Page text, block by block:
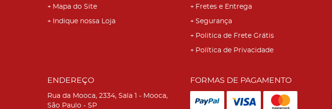
Mapa do Site
Indique nossa Loja
Fretes e Entrega
Segurança
Politica de Frete Grátis
Política de Privacidade
ENDEREÇO
Rua da Mooca, 2334, Sala 1 - Mooca,
São Paulo - SP
FORMAS DE PAGAMENTO